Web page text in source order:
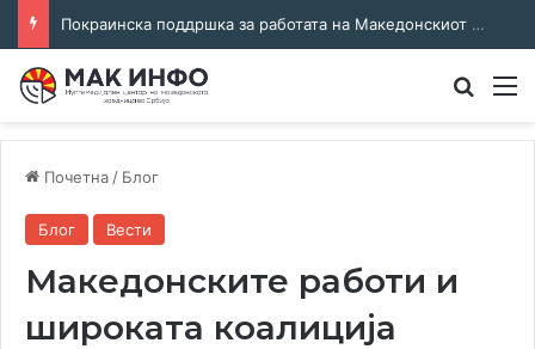
Соработка за јазикот и идентитетот: работна средба во Општина Пландиште
Почетна / Блог
Блог Вести
Македонските работи и
широката коалиција